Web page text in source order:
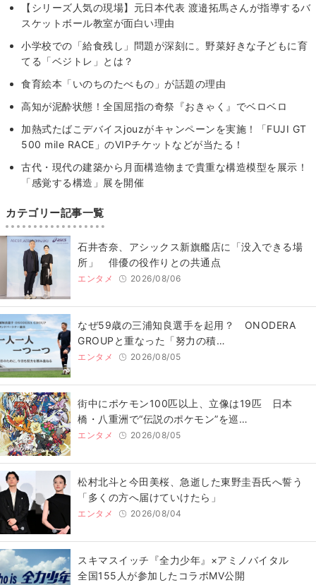
【シリーズ人気の現場】元日本代表 渡邉拓馬さんが指導するバ
スケットボール教室が面白い理由
小学校での「給食残し」問題が深刻に。野菜好きな子どもに育
てる「ベジトレ」とは？
食育絵本「いのちのたべもの」が話題の理由
高知が泥酔状態！全国屈指の奇祭『おきゃく』でベロベロ
加熱式たばこデバイスjouzがキャンペーンを実施！「FUJI GT
500 mile RACE」のVIPチケットなどが当たる！
古代・現代の建築から月面構造物まで貴重な構造模型を展示！
「感覚する構造」展を開催
カテゴリー記事一覧
石井杏奈、アシックス新旗艦店に「没入できる場
所」 俳優の役作りとの共通点
エンタメ 2026/08/06
なぜ59歳の三浦知良選手を起用？ ONODERA
GROUPと重なった「努力の積…
エンタメ 2026/08/05
街中にポケモン100匹以上、立像は19匹 日本
橋・八重洲で“伝説のポケモン”を巡…
エンタメ 2026/08/05
松村北斗と今田美桜、急逝した東野圭吾氏へ誓う
「多くの方へ届けていけたら」
エンタメ 2026/08/04
スキマスイッチ『全力少年』×アミノバイタル
全国155人が参加したコラボMV公開